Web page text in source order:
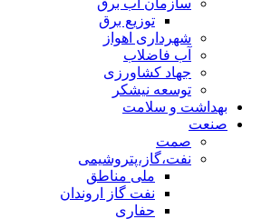
سازمان آب برق
توزیع برق
شهرداری اهواز
آب فاضلاب
جهاد کشاورزی
توسعه نیشکر
بهداشت و سلامت
صنعت
صمت
نفت،گاز،پتروشیمی
ملی مناطق
نفت گاز اروندان
حفاری